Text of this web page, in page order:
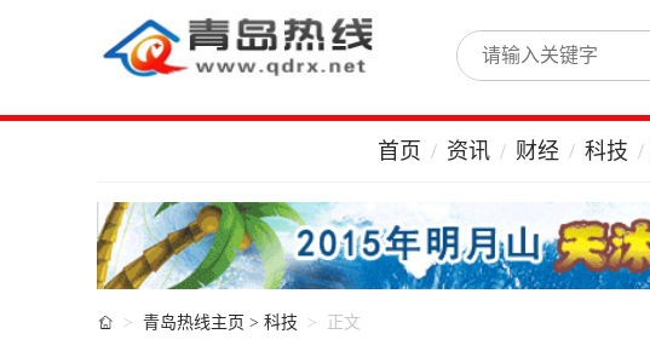
首页 资讯 财经 科技
 青岛热线主页 > 科技 正文